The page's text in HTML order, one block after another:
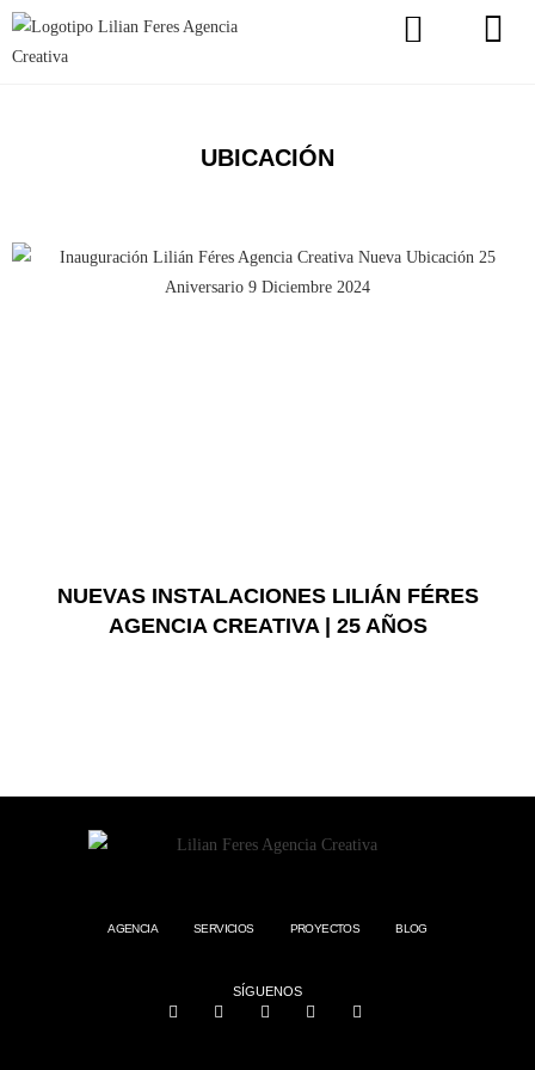
UBICACIÓN
NUEVAS INSTALACIONES LILIÁN FÉRES
AGENCIA CREATIVA | 25 AÑOS
AGENCIA SERVICIOS PROYECTOS BLOG
SÍGUENOS